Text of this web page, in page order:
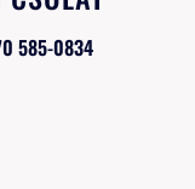
585-0834